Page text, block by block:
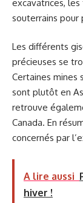
excavatrices,
souterrains pour
Les différents
précieuses se
Certaines mines
sont plutôt en
retrouve
Canada. En
concernés par
A lire aussi
hiver !